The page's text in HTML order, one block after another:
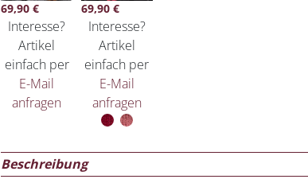
69,90 €
Interesse?
Artikel
einfach per
E-Mail
anfragen
69,90 €
Interesse?
Artikel
einfach per
E-Mail
anfragen
Dieses Produkt weist mehrere
Beschreibung